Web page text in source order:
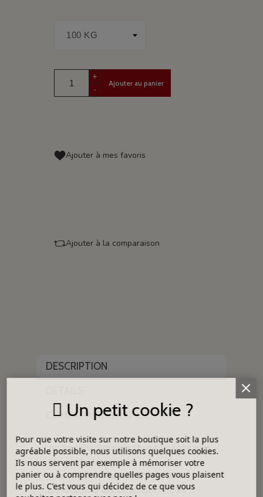
+
-
Ajouter au panier
Ajouter à mes favoris
Ajouter à la comparaison
DESCRIPTION
COMPARAISON RAPIDE
Audrey Blackman était une sculptrice et
céramiste britannique.
La porcelaine Audrey Blackman est
parfaite pour les céramistes et les
Un petit cookie ?
Pour que votre visite sur notre boutique soit la plus
agréable possible, nous utilisons quelques cookies.
Ils nous servent par exemple à mémoriser votre
panier ou à comprendre quelles pages vous plaisent
le plus. C'est vous qui décidez de ce que vous